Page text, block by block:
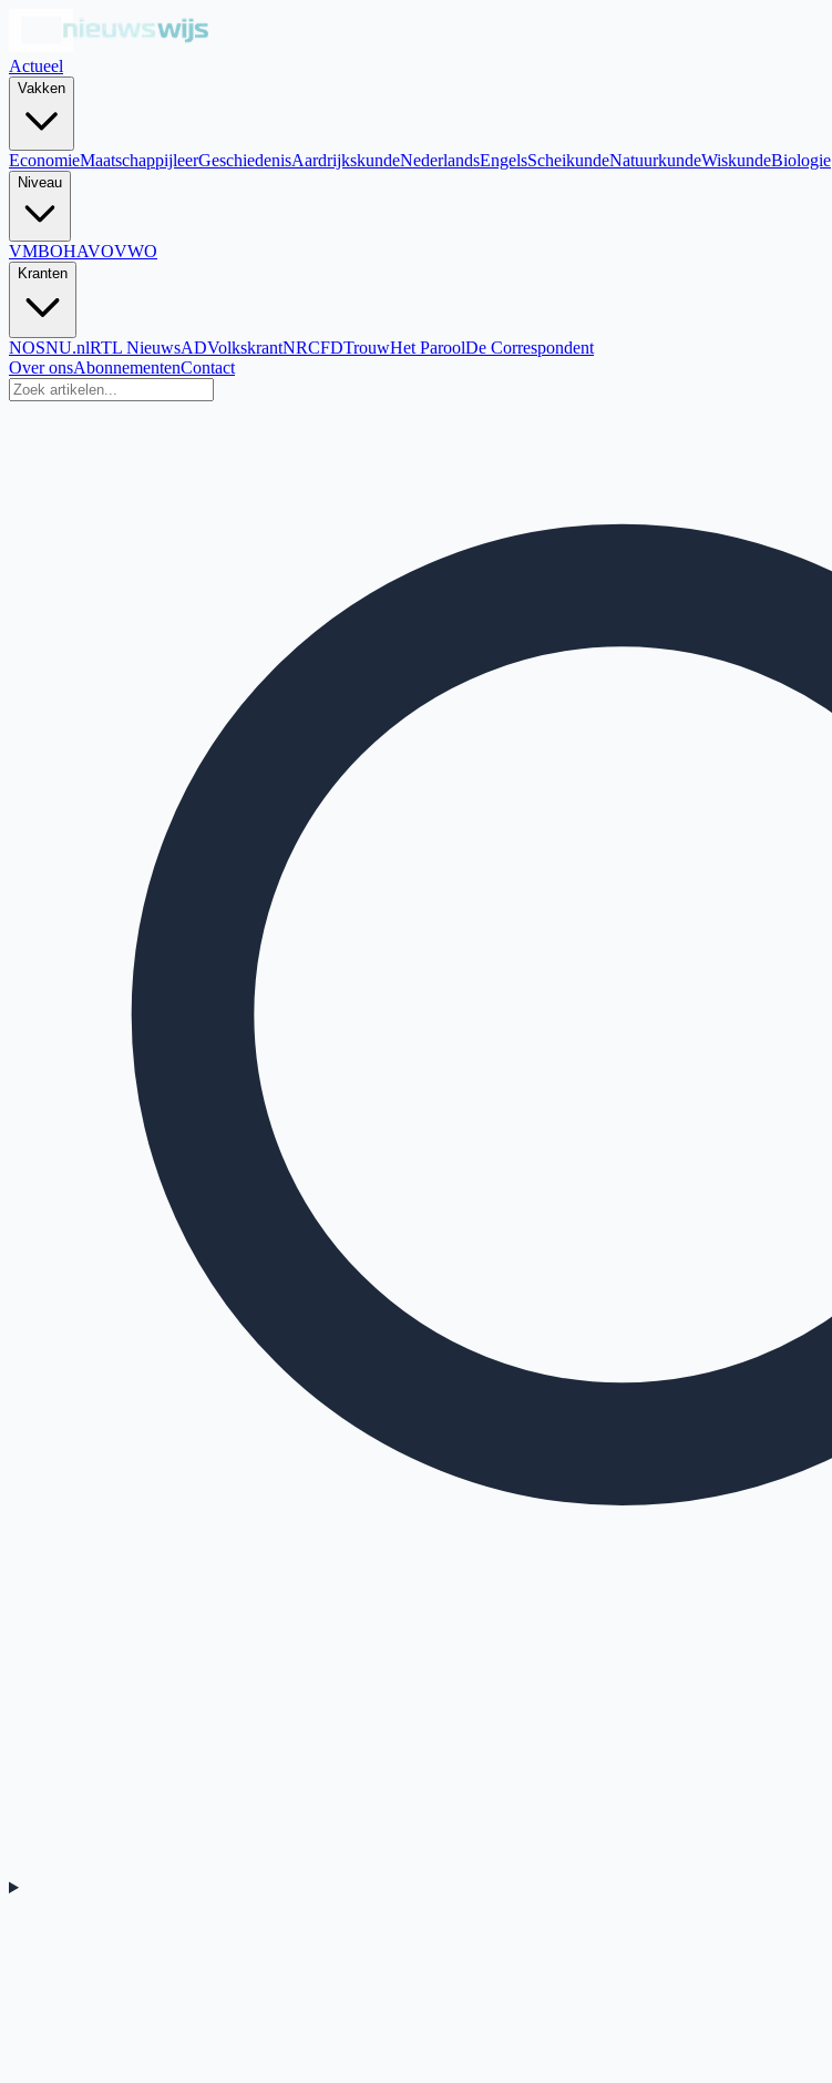
Actueel
Vakken
EconomieMaatschappijleerGeschiedenisAardrijkskundeNederlandsEngelsScheikundeNatuurkundeWiskundeBiologie
Niveau
VMBOHAVOVWO
Kranten
NOSNU.nlRTL NieuwsADVolkskrantNRCFDTrouwHet ParoolDe Correspondent
Over onsAbonnementenContact